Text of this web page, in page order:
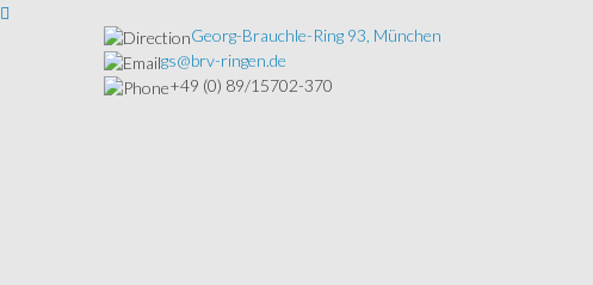
Georg-Brauchle-Ring 93, München
gs@brv-ringen.de
+49 (0) 89/15702-370